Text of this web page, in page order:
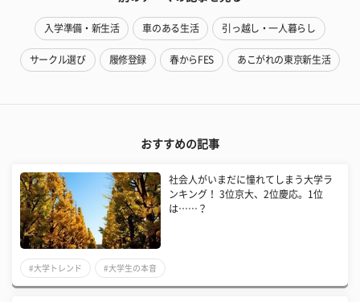
入学準備・新生活 車のある生活 引っ越し・一人暮らし
サークル選び 履修登録 春からFES あこがれの東京新生活
おすすめの記事
社会人がいまだに憧れてしまう大学ラ
ンキング！ 3位京大、2位慶応。1位
は……？
#大学トレンド #大学生の本音